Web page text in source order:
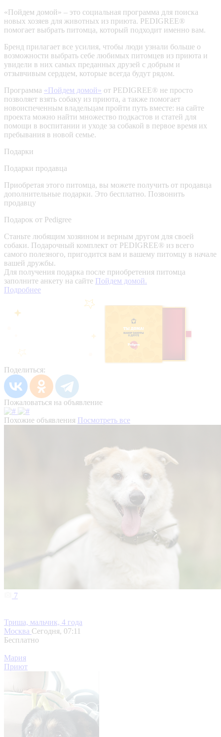
«Пойдем домой» – это социальная программа для поиска
новых хозяев для животных из приюта. PEDIGREE®
помогает выбрать питомца, который подходит именно вам.
Бренд прилагает все усилия, чтобы люди узнали больше о
возможности выбрать себе любимых питомцев из приюта и
увидели в них самых преданных друзей с добрым и
отзывчивым сердцем, которые всегда будут рядом.
Программа «Пойдем домой» от PEDIGREE® не просто
позволяет взять собаку из приюта, а также помогает
новоиспеченным владельцам пройти путь вместе: на сайте
проекта можно найти множество подкастов и статей для
помощи в воспитании и уходе за собакой в первое время их
пребывания в новой семье.
Подарки
Подарки продавца
Приобретая этого питомца, вы можете получить от продавца
дополнительные подарки. Это бесплатно. Позвонить
продавцу
Подарок от Pedigree
Станьте любящим хозяином и верным другом для своей
собаки. Подарочный комплект от PEDIGREE® из всего
самого полезного, пригодится вам и вашему питомцу в начале
вашей дружбы.
Для получения подарка после приобретения питомца
заполните анкету на сайте Пойдем домой.
Подробнее
Поделиться:
Пожаловаться на объявление
Похожие объявления Посмотреть все
7
Триша, мальчик, 4 года
Москва Сегодня, 07:11
Бесплатно
Мария
Приют